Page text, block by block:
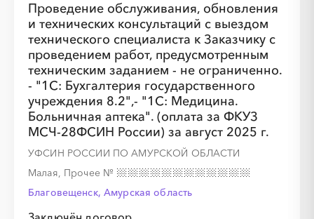
Проведение обслуживания, обновления
и технических консультаций с выездом
технического специалиста к Заказчику с
проведением работ, предусмотренным
техническим заданием - не ограниченно.
- "1С: Бухгалтерия государственного
учреждения 8.2",- "1С: Медицина.
Больничная аптека". (оплата за ФКУЗ
МСЧ-28ФСИН России) за август 2025 г.
УФСИН РОССИИ ПО АМУРСКОЙ ОБЛАСТИ
Малая, Прочее №
Благовещенск, Амурская область